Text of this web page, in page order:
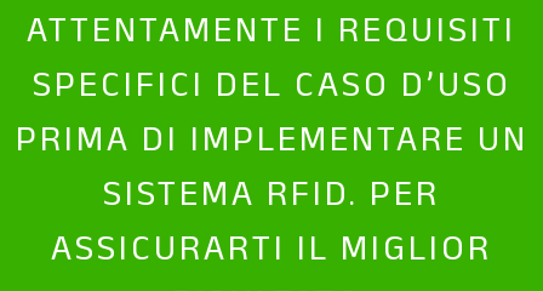
ATTENTAMENTE I REQUISITI
SPECIFICI DEL CASO D’USO
PRIMA DI IMPLEMENTARE UN
SISTEMA RFID. PER
ASSICURARTI IL MIGLIOR